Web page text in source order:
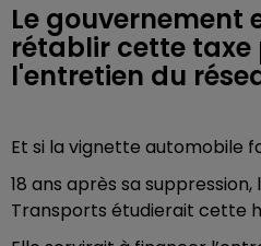
Le gouvernement
rétablir cette
l'entretien du
Et si la vignette automobile
18 ans après sa
Transports étudierait cette